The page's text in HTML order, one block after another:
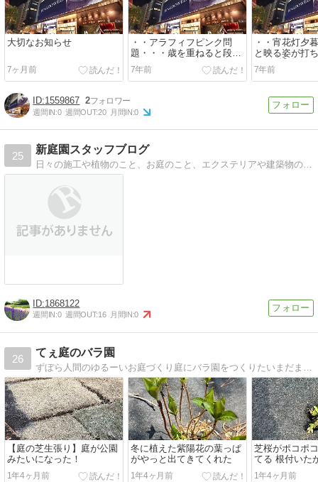
大切なお知らせ
7ヶ月前
・・アラフィフピンク問
題・・・歳を重ねると段々
分かりやすい色も無性に好
きに...
7年前
・・宵花灯夕
と映る姿が打
たい(︎ ՞ਊ ՞)︎・
7年前
1559867 2
週間IN:0 週間OUT:20 月間IN:0
25
新庭園スタッフブログ
日々の施工や植物のこと、お庭のこと、エクステリアや建築物のことを中心に書き綴っています。
1868122
週間IN:0 週間OUT:16 月間IN:0
26
てぇ庭のバラ園
【庭の芝生張り】庭が公園
みたいになった！
1年4ヶ月前
冬に植えた紫陽花の葉っぱ
がやっと出てきてくれた
1年4ヶ月前
芝桜がポコポ
てる 根付いた
1年4ヶ月前